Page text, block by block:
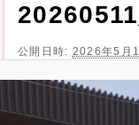
公開日時: 2026年5月